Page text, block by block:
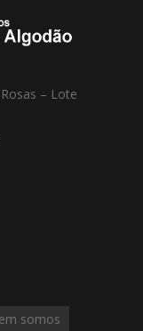
– Lote
somos